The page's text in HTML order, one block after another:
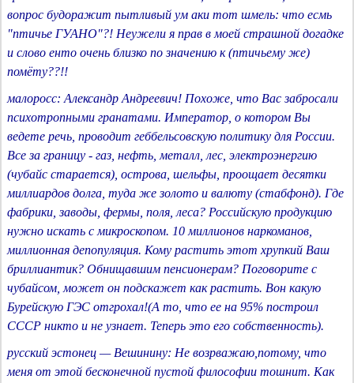
вопрос будоражит пытливый ум аки тот шмель: что есмь
"птичье ГУАНО"?! Неужели я прав в моей страшной догадке
и слово енто очень близко по значению к (птичьему же)
помёту??!!
малоросс: Александр Андреевич! Похоже, что Вас забросали
психотропными гранатами. Император, о котором Вы
ведете речь, проводит геббельсовскую политику для России.
Все за границу - газ, нефть, металл, лес, электроэнергию
(чубайс старается), острова, шельфы, проощает десятки
миллиардов долга, туда же золото и валюту (стабфонд). Где
фабрики, заводы, фермы, поля, леса? Российскую продукцию
нужно искать с микроскопом. 10 миллионов наркоманов,
миллионная депопуляция. Кому растить этот хрупкий Ваш
бриллиантик? Обнищавшим пенсионерам? Поговорите с
чубайсом, может он подскажет как растить. Вон какую
Бурейскую ГЭС отгрохал!(А то, что ее на 95% построил
СССР никто и не узнает. Теперь это его собственность).
русский эстонец — Вешинину: Не возрважаю,потому, что
меня от этой бесконечной пустой философии тошнит. Как